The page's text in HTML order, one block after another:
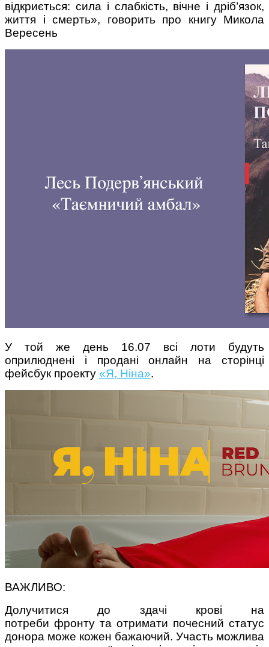
відкриється: сила і слабкість, вічне і дріб’язок,
життя і смерть», говорить про книгу Микола
Вересень
У той же день 16.07 всі лоти будуть
оприлюднені і продані онлайн на сторінці
фейсбук проекту «Я, Ніна».
ВАЖЛИВО:
Долучитися до здачі крові на
потреби фронту та отримати почесний статус
донора може кожен бажаючий. Участь можлива